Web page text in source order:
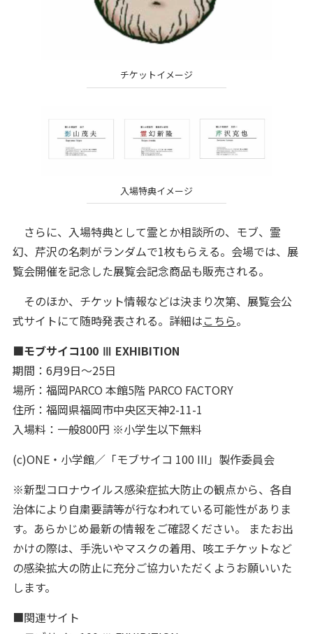
チケットイメージ
入場特典イメージ
さらに、入場特典として霊とか相談所の、モブ、霊
幻、芹沢の名刺がランダムで1枚もらえる。会場では、展
覧会開催を記念した展覧会記念商品も販売される。
そのほか、チケット情報などは決まり次第、展覧会公
式サイトにて随時発表される。詳細はこちら。
■モブサイコ100 Ⅲ EXHIBITION
期間：6月9日〜25日
場所：福岡PARCO 本館5階 PARCO FACTORY
住所：福岡県福岡市中央区天神2-11-1
入場料：一般800円 ※小学生以下無料
(c)ONE・小学館／「モブサイコ 100 III」製作委員会
※新型コロナウイルス感染症拡大防止の観点から、各自
治体により自粛要請等が行なわれている可能性がありま
す。あらかじめ最新の情報をご確認ください。 またお出
かけの際は、手洗いやマスクの着用、咳エチケットなど
の感染拡大の防止に充分ご協力いただくようお願いいた
します。
■関連サイト